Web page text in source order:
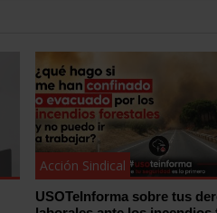
Acción Sindical
USOTeInforma sobre tus